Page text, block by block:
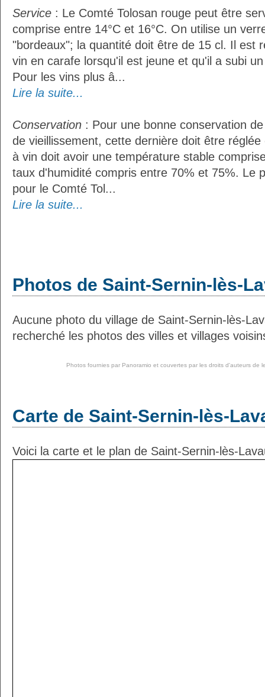
Service : Le Comté Tolosan rouge peut être
comprise entre 14°C et 16°C. On utilise un
"bordeaux"; la quantité doit être de 15 cl. Il est
vin en carafe lorsqu'il est jeune et qu'il a subi
Pour les vins plus â...
Lire la suite...
Conservation : Pour une bonne conservation
de vieillissement, cette dernière doit être réglée
à vin doit avoir une température stable
taux d'humidité compris entre 70% et 75%. Le
pour le Comté Tol...
Lire la suite...
Photos de Saint-Sernin-lès-
Aucune photo du village de Saint-Sernin-lès-
recherché les photos des villes et villages
Photos fournies par Panoramio et couvertes par les droits d'auteurs de
Carte de Saint-Sernin-lès-
Voici la carte et le plan de Saint-Sernin-lès-